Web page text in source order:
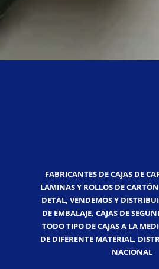
FABRICANTES DE CAJAS DE
LAMINAS Y ROLLOS DE
DETAL, VENDEMOS Y
DE EMBALAJE, CAJAS DE
TODO TIPO DE CAJAS A LA
DE DIFERENTE MATERIAL,
NACIONAL